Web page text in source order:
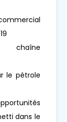
le pétrole
dans le